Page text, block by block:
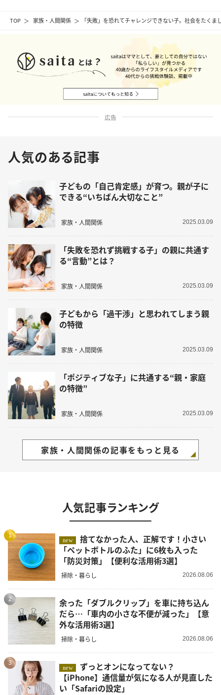
TOP 家族・人間関係 「失敗」を恐れてチャレンジできない子。社会をたく
広告
人気のある記事
子どもの「自己肯定感」が育つ。親が子に
できる“いちばん大切なこと”
家族・人間関係 2025.03.09
「失敗を恐れず挑戦する子」の親に共通す
る“言動”とは？
家族・人間関係 2025.03.09
子どもから「過干渉」と思われてしまう親
の特徴
家族・人間関係 2025.03.09
「ポジティブな子」に共通する“親・家庭
の特徴”
家族・人間関係 2025.03.09
家族・人間関係の記事をもっと見る
人気記事ランキング
1
new
捨てなかった人、正解です！小さい
「ペットボトルのふた」に6枚も入った
「防災対策」【便利な活用術3選】
掃除・暮らし 2026.08.06
2
余った「ダブルクリップ」を車に持ち込ん
だら…「車内の小さな不便が減った」【意
外な活用術3選】
掃除・暮らし 2026.08.06
3
new
【iPhone】通信量が気になる人が見直した
い「Safariの設定」